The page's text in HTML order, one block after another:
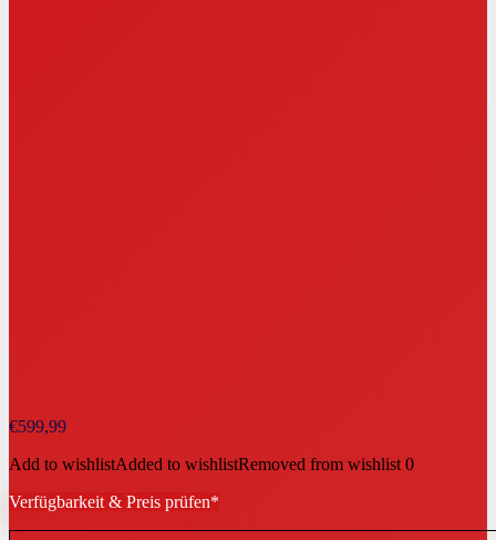
€599,99
Add to wishlistAdded to wishlistRemoved from wishlist 0
Verfügbarkeit & Preis prüfen*